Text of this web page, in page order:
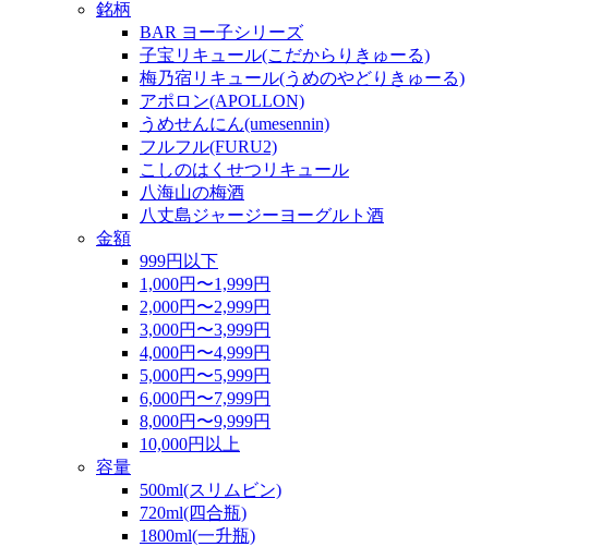
銘柄
BAR ヨー子シリーズ
子宝リキュール(こだからりきゅーる)
梅乃宿リキュール(うめのやどりきゅーる)
アポロン(APOLLON)
うめせんにん(umesennin)
フルフル(FURU2)
こしのはくせつリキュール
八海山の梅酒
八丈島ジャージーヨーグルト酒
金額
999円以下
1,000円〜1,999円
2,000円〜2,999円
3,000円〜3,999円
4,000円〜4,999円
5,000円〜5,999円
6,000円〜7,999円
8,000円〜9,999円
10,000円以上
容量
500ml(スリムビン)
720ml(四合瓶)
1800ml(一升瓶)